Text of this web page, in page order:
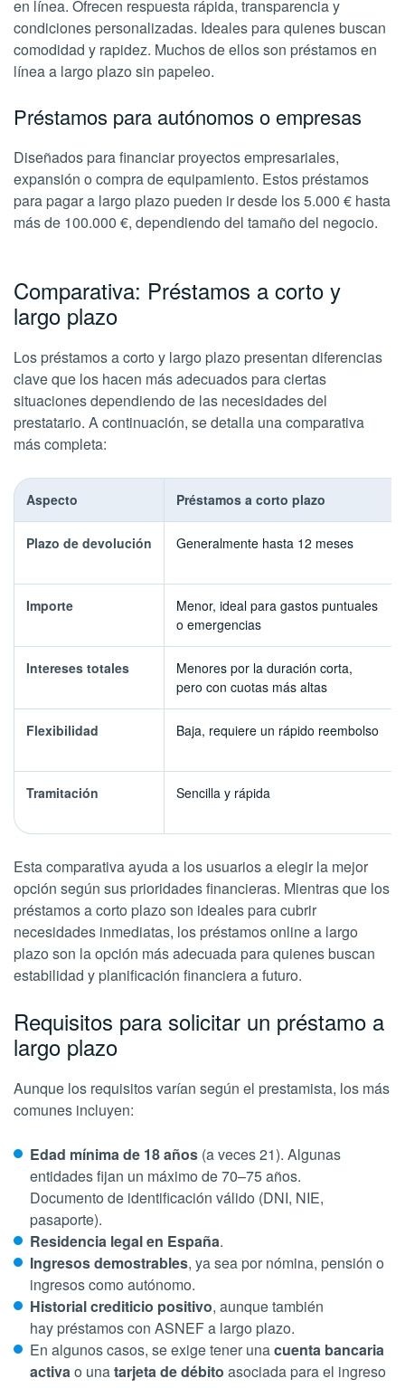
en línea. Ofrecen respuesta rápida, transparencia y
condiciones personalizadas. Ideales para quienes buscan
comodidad y rapidez. Muchos de ellos son préstamos en
línea a largo plazo sin papeleo.
Préstamos para autónomos o empresas
Diseñados para financiar proyectos empresariales,
expansión o compra de equipamiento. Estos préstamos
para pagar a largo plazo pueden ir desde los 5.000 € hasta
más de 100.000 €, dependiendo del tamaño del negocio.
Comparativa: Préstamos a corto y
largo plazo
Los préstamos a corto y largo plazo presentan diferencias
clave que los hacen más adecuados para ciertas
situaciones dependiendo de las necesidades del
prestatario. A continuación, se detalla una comparativa
más completa:
Aspecto Préstamos a corto plazo
Plazo de devolución Generalmente hasta 12 meses
Importe
Menor, ideal para gastos puntuales
o emergencias
Intereses totales
Menores por la duración corta,
pero con cuotas más altas
Flexibilidad Baja, requiere un rápido reembolso
Tramitación Sencilla y rápida
Esta comparativa ayuda a los usuarios a elegir la mejor
opción según sus prioridades financieras. Mientras que los
préstamos a corto plazo son ideales para cubrir
necesidades inmediatas, los préstamos online a largo
plazo son la opción más adecuada para quienes buscan
estabilidad y planificación financiera a futuro.
Requisitos para solicitar un préstamo a
largo plazo
Aunque los requisitos varían según el prestamista, los más
comunes incluyen:
Edad mínima de 18 años (a veces 21). Algunas
entidades fijan un máximo de 70–75 años.
Documento de identificación válido (DNI, NIE,
pasaporte).
Residencia legal en España.
Ingresos demostrables, ya sea por nómina, pensión o
ingresos como autónomo.
Historial crediticio positivo, aunque también
hay préstamos con ASNEF a largo plazo.
En algunos casos, se exige tener unacuenta bancaria
activao unatarjeta de débito asociada para el ingreso